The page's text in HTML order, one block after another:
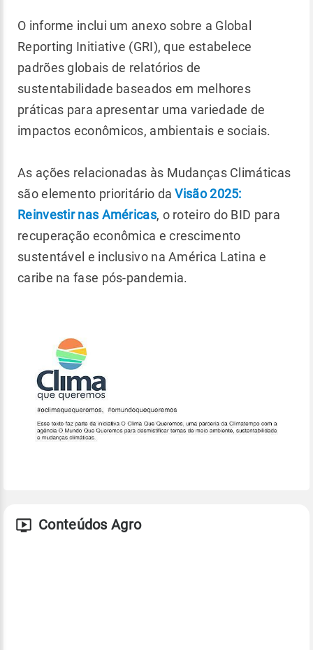
O informe inclui um anexo sobre a Global
Reporting Initiative (GRI), que estabelece
padrões globais de relatórios de
sustentabilidade baseados em melhores
práticas para apresentar uma variedade de
impactos econômicos, ambientais e sociais.
As ações relacionadas às Mudanças Climáticas
são elemento prioritário daVisão 2025:
Reinvestir nas Américas, o roteiro do BID para
recuperação econômica e crescimento
sustentável e inclusivo na América Latina e
caribe na fase pós-pandemia.
Conteúdos Agro